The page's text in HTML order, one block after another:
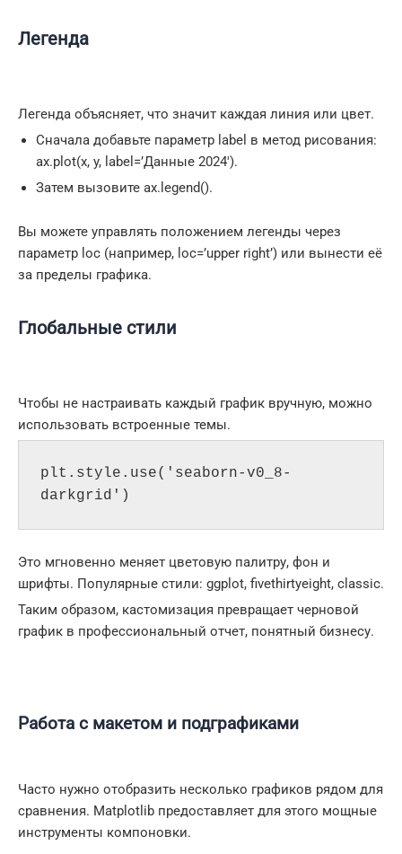
Легенда
Легенда объясняет, что значит каждая линия или цвет.
Сначала добавьте параметр label в метод рисования:
ax.plot(x, y, label=’Данные 2024′).
Затем вызовите ax.legend().
Вы можете управлять положением легенды через
параметр loc (например, loc=’upper right’) или вынести её
за пределы графика.
Глобальные стили
Чтобы не настраивать каждый график вручную, можно
использовать встроенные темы.
plt.style.use('seaborn-v0_8-
darkgrid')
Это мгновенно меняет цветовую палитру, фон и
шрифты. Популярные стили: ggplot, fivethirtyeight, classic.
Таким образом, кастомизация превращает черновой
график в профессиональный отчет, понятный бизнесу.
Работа с макетом и подграфиками
Часто нужно отобразить несколько графиков рядом для
сравнения. Matplotlib предоставляет для этого мощные
инструменты компоновки.